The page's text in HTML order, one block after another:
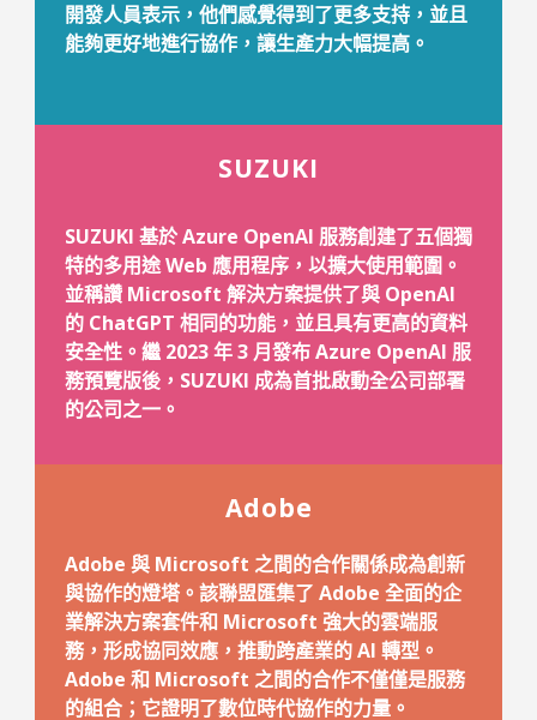
開發人員表示，他們感覺得到了更多支持，並且
能夠更好地進行協作，讓生產力大幅提高。
SUZUKI
SUZUKI 基於 Azure OpenAI 服務創建了五個獨
特的多用途 Web 應用程序，以擴大使用範圍。
並稱讚 Microsoft 解決方案提供了與 OpenAI
的 ChatGPT 相同的功能，並且具有更高的資料
安全性。繼 2023 年 3 月發布 Azure OpenAI 服
務預覽版後，SUZUKI 成為首批啟動全公司部署
的公司之一。
Adobe
Adobe 與 Microsoft 之間的合作關係成為創新
與協作的燈塔。該聯盟匯集了 Adob​​e 全面的企
業解決方案套件和 Microsoft 強大的雲端服
務，形成協同效應，推動跨產業的 AI 轉型。
Adobe 和 Microsoft 之間的合作不僅僅是服務
的組合；它證明了數位時代協作的力量。